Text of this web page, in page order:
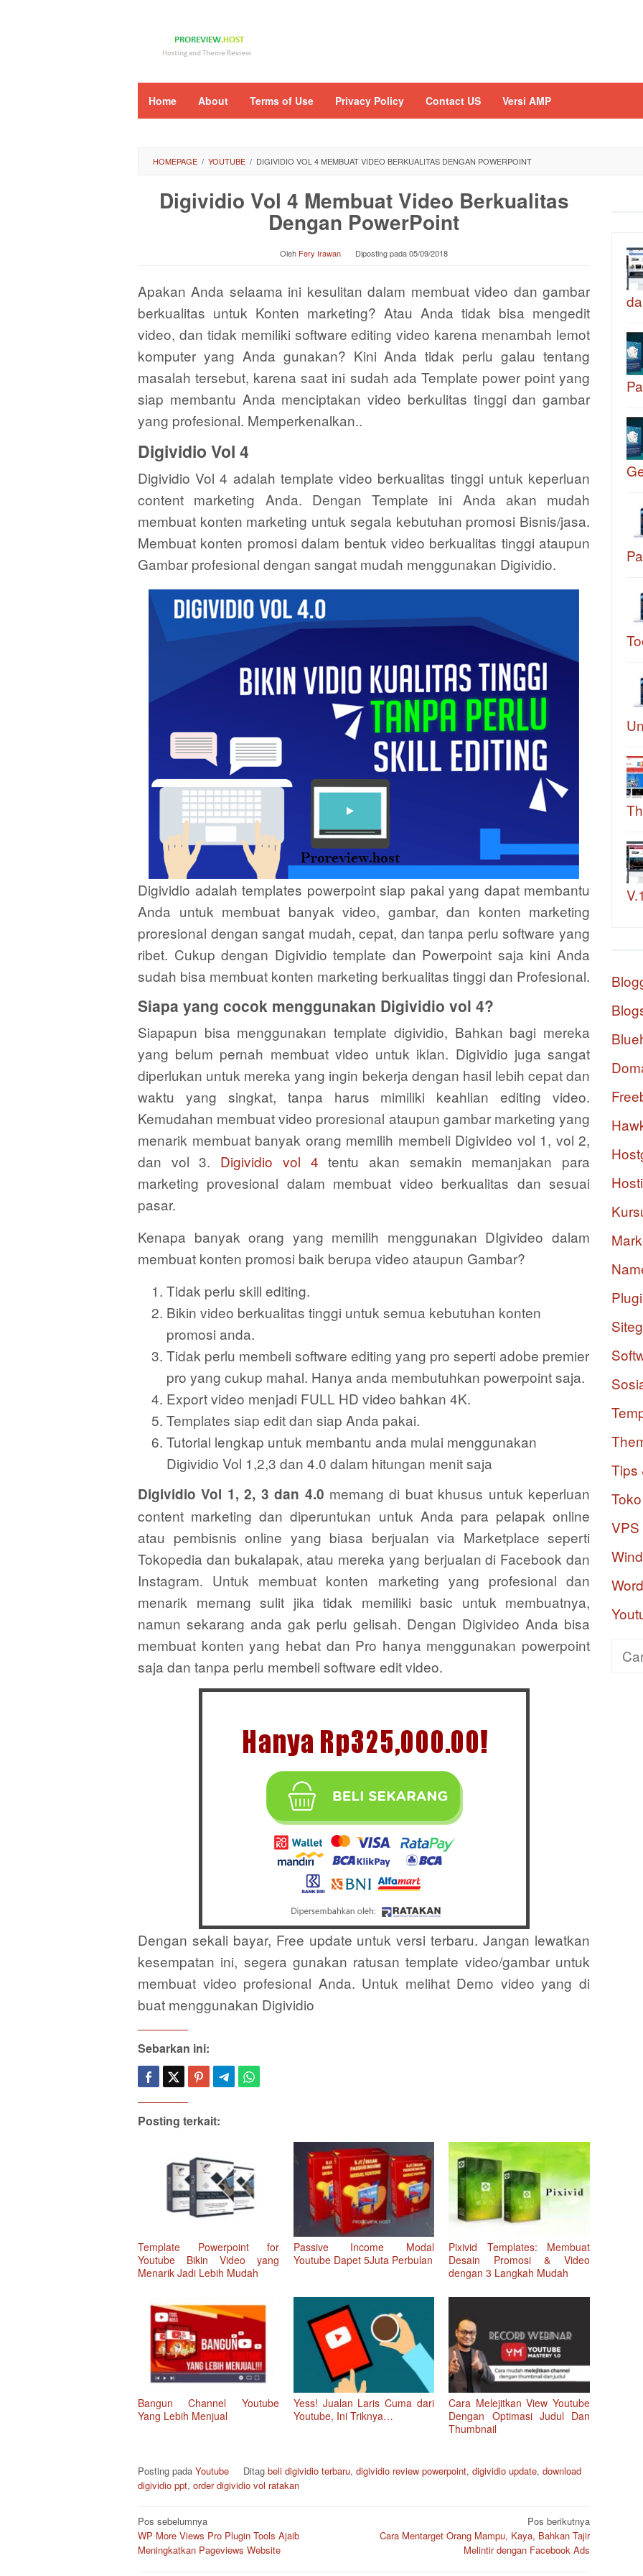
Home About Terms of Use Privacy Policy Contact US Versi AMP
HOMEPAGE / YOUTUBE / DIGIVIDIO VOL 4 MEMBUAT VIDEO BERKUALITAS DENGAN POWERPOINT
Digividio Vol 4 Membuat Video Berkualitas
Dengan PowerPoint
Oleh Fery Irawan Diposting pada05/09/2018
Apakan Anda selaama ini kesulitan dalam membuat video dan gambar
berkualitas untuk Konten marketing? Atau Anda tidak bisa mengedit
video, dan tidak memiliki software editing video karena menambah lemot
komputer yang Anda gunakan? Kini Anda tidak perlu galau tentang
masalah tersebut, karena saat ini sudah ada Template power point yang
siap membantu Anda menciptakan video berkulitas tinggi dan gambar
yang profesional. Memperkenalkan..
Digividio Vol 4
Digividio Vol 4 adalah template video berkualitas tinggi untuk keperluan
content marketing Anda. Dengan Template ini Anda akan mudah
membuat konten marketing untuk segala kebutuhan promosi Bisnis/jasa.
Membuat konten promosi dalam bentuk video berkualitas tinggi ataupun
Gambar profesional dengan sangat mudah menggunakan Digividio.
Digividio adalah templates powerpoint siap pakai yang dapat membantu
Anda untuk membuat banyak video, gambar, dan konten marketing
proresional dengan sangat mudah, cepat, dan tanpa perlu software yang
ribet. Cukup dengan Digividio template dan Powerpoint saja kini Anda
sudah bisa membuat konten marketing berkualitas tinggi dan Profesional.
Siapa yang cocok menggunakan Digividio vol 4?
Siapapun bisa menggunakan template digividio, Bahkan bagi mereka
yang belum pernah membuat video untuk iklan. Digividio juga sangat
diperlukan untuk mereka yang ingin bekerja dengan hasil lebih cepat dan
waktu yang singkat, tanpa harus mimiliki keahlian editing video.
Kemudahan membuat video proresional ataupun gambar marketing yang
menarik membuat banyak orang memilih membeli Digivideo vol 1, vol 2,
dan vol 3. Digividio vol 4 tentu akan semakin memanjakan para
marketing provesional dalam membuat video berkualitas dan sesuai
pasar.
Kenapa banyak orang yang memilih menggunakan DIgivideo dalam
membuat konten promosi baik berupa video ataupun Gambar?
Tidak perlu skill editing.
Bikin video berkualitas tinggi untuk semua kebutuhan konten
promosi anda.
Tidak perlu membeli software editing yang pro seperti adobe premier
pro yang cukup mahal. Hanya anda membutuhkan powerpoint saja.
Export video menjadi FULL HD video bahkan 4K.
Templates siap edit dan siap Anda pakai.
Tutorial lengkap untuk membantu anda mulai menggunakan
Digividio Vol 1,2,3 dan 4.0 dalam hitungan menit saja
Digividio Vol 1, 2, 3 dan 4.0 memang di buat khusus untuk keperluan
content marketing dan diperuntukan untuk Anda para pelapak online
atau pembisnis online yang biasa berjualan via Marketplace seperti
Tokopedia dan bukalapak, atau mereka yang berjualan di Facebook dan
Instagram. Untuk membuat konten marketing yang profesional dan
menarik memang sulit jika tidak memiliki basic untuk membuatnya,
namun sekarang anda gak perlu gelisah. Dengan Digivideo Anda bisa
membuat konten yang hebat dan Pro hanya menggunakan powerpoint
saja dan tanpa perlu membeli software edit video.
Dengan sekali bayar, Free update untuk versi terbaru. Jangan lewatkan
kesempatan ini, segera gunakan ratusan template video/gambar untuk
membuat video profesional Anda. Untuk melihat Demo video yang di
buat menggunakan Digividio
Sebarkan ini:
Posting terkait:
Template Powerpoint for
Youtube Bikin Video yang
Menarik Jadi Lebih Mudah
Passive Income Modal
Youtube Dapet 5Juta Perbulan
Pixivid Templates: Membuat
Desain Promosi & Video
dengan 3 Langkah Mudah
Bangun Channel Youtube
Yang Lebih Menjual
Yess! Jualan Laris Cuma dari
Youtube, Ini Triknya…
Cara Melejitkan View Youtube
Dengan Optimasi Judul Dan
Thumbnail
Posting pada Youtube Ditag beli digividio terbaru, digividio review powerpoint, digividio update, download
digividio ppt, order digividio vol ratakan
Navigasi
pos
Pos sebelumnya
WP More Views Pro Plugin Tools Ajaib
Meningkatkan Pageviews Website
Pos berikutnya
Cara Mentarget Orang Mampu, Kaya, Bahkan Tajir
Melintir dengan Facebook Ads
Tips
VPS
Cari